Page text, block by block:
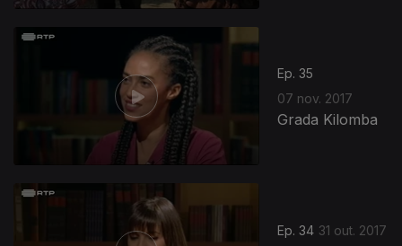
Ep. 35
07 nov. 2017
Grada Kilomba
Ep. 34 31 out. 2017
312340